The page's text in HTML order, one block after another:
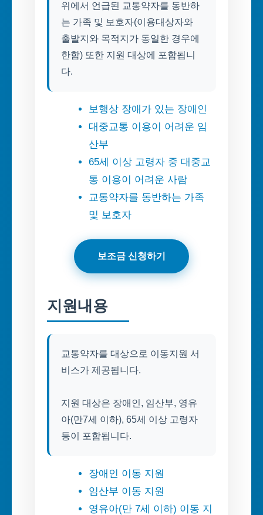
위에서 언급된 교통약자를 동반하
는 가족 및 보호자(이용대상자와
출발지와 목적지가 동일한 경우에
한함) 또한 지원 대상에 포함됩니
다.
보행상 장애가 있는 장애인
대중교통 이용이 어려운 임
산부
65세 이상 고령자 중 대중교
통 이용이 어려운 사람
교통약자를 동반하는 가족
및 보호자
보조금 신청하기
지원내용
교통약자를 대상으로 이동지원 서
비스가 제공됩니다.
지원 대상은 장애인, 임산부, 영유
아(만7세 이하), 65세 이상 고령자
등이 포함됩니다.
장애인 이동 지원
임산부 이동 지원
영유아(만 7세 이하) 이동 지